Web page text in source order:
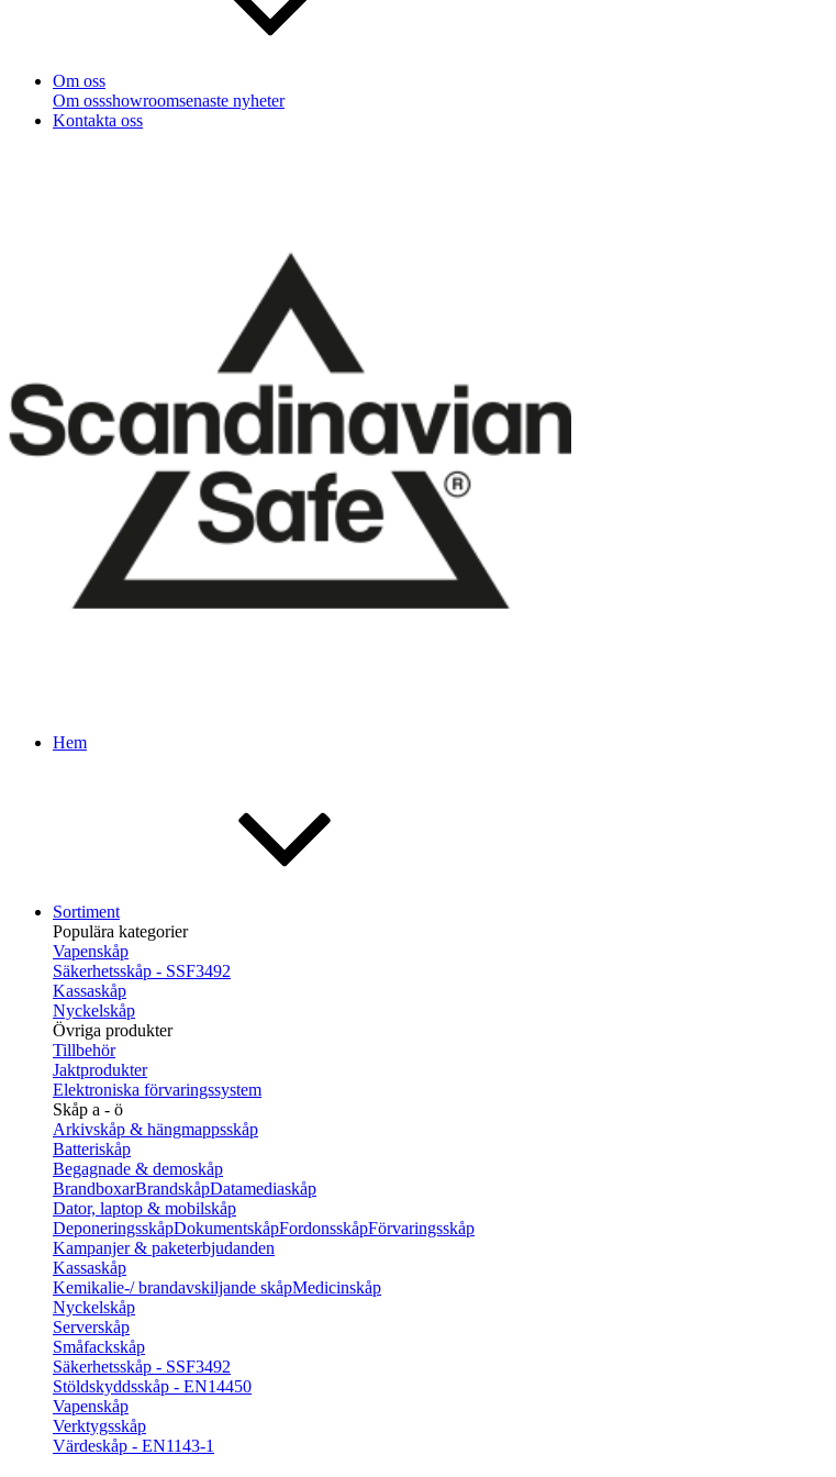
Om oss
Om ossshowroomsenaste nyheter
Kontakta oss
Hem
Sortiment
Populära kategorier
Vapenskåp
Säkerhetsskåp - SSF3492
Kassaskåp
Nyckelskåp
Övriga produkter
Tillbehör
Jaktprodukter
Elektroniska förvaringssystem
Skåp a - ö
Arkivskåp & hängmappsskåp
Batteriskåp
Begagnade & demoskåp
BrandboxarBrandskåpDatamediaskåp
Dator, laptop & mobilskåp
DeponeringsskåpDokumentskåpFordonsskåpFörvaringsskåp
Kampanjer & paketerbjudanden
Kassaskåp
Kemikalie-/ brandavskiljande skåpMedicinskåp
Nyckelskåp
Serverskåp
Småfackskåp
Säkerhetsskåp - SSF3492
Stöldskyddsskåp - EN14450
Vapenskåp
Verktygsskåp
Värdeskåp - EN1143-1